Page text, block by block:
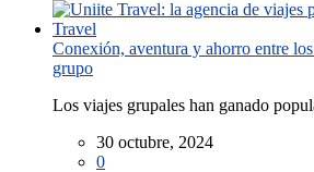
Conexión, aventura y ahorro entre
grupo
Los viajes grupales han ganado
30 octubre, 2024
0